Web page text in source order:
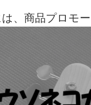
、商品プロモ